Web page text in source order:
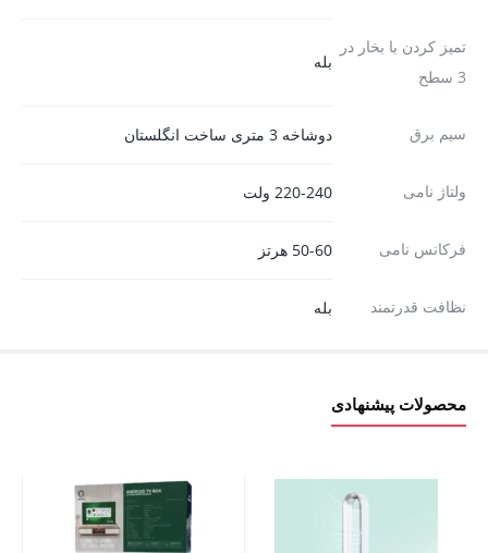
تمیز کردن با بخار در
3 سطح
بله
سیم برق دوشاخه 3 متری ساخت انگلستان
ولتاژ نامی 220-240 ولت
فرکانس نامی 50-60 هرتز
نظافت قدرتمند بله
محصولات پیشنهادی